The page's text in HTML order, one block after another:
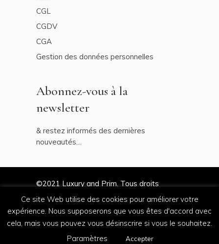
CGL
CGDV
CGA
Gestion des données personnelles
Abonnez-vous à la
newsletter
& restez informés des dernières
nouveautés…
©2021 Luxury and Prim. Tous droits
réservés
bySalt & Paper
Ce site Web utilise des cookies pour améliorer votre
expérience. Nous supposerons que vous êtes d'accord avec
cela, mais vous pouvez vous désinscrire si vous le souhaitez.
Paramètres
Accepter